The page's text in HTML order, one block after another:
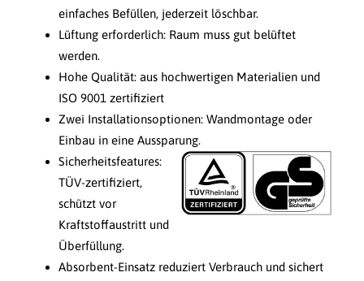
einfaches Befüllen, jederzeit löschbar.
Lüftung erforderlich: Raum muss gut belüftet
werden.
Hohe Qualität: aus hochwertigen Materialien und
ISO 9001 zertifiziert
Zwei Installationsoptionen: Wandmontage oder
Einbau in eine Aussparung.
Sicherheitsfeatures:
TÜV-zertifiziert,
schützt vor
Kraftstoffaustritt und
Überfüllung.
Absorbent-Einsatz reduziert Verbrauch und sichert